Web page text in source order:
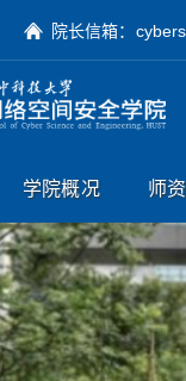
院长信箱：
学院概况 师